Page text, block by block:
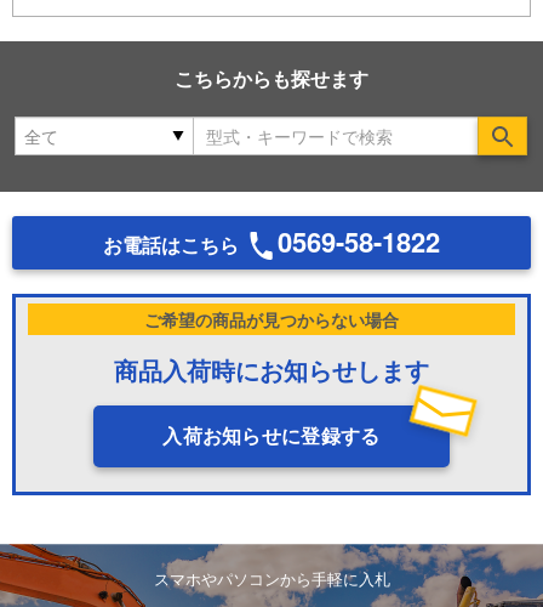
こちらからも探せます
お電話はこちら 0569-58-1822
ご希望の商品が見つからない場合
商品入荷時にお知らせします
入荷お知らせに登録する
スマホやパソコンから手軽に入札